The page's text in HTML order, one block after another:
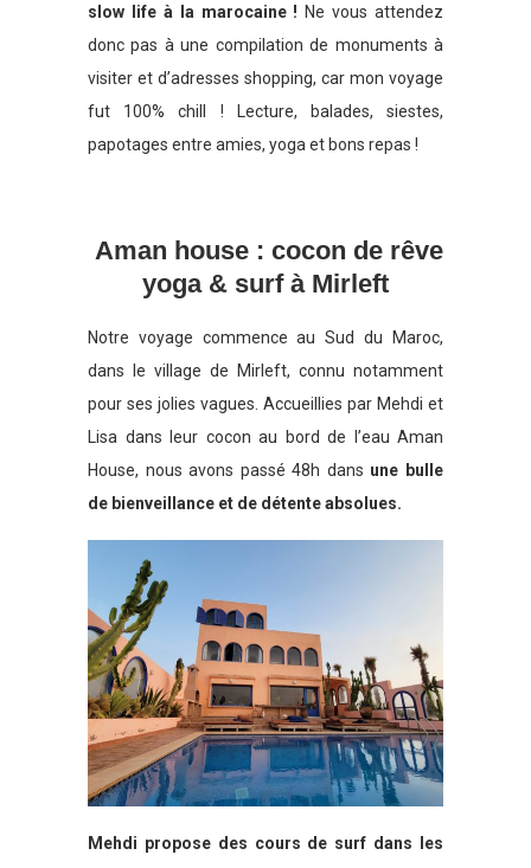
slow life à la marocaine ! Ne vous attendez
donc pas à une compilation de monuments à
visiter et d’adresses shopping, car mon voyage
fut 100% chill ! Lecture, balades, siestes,
papotages entre amies, yoga et bons repas !
Aman house : cocon de rêve
yoga & surf à Mirleft
Notre voyage commence au Sud du Maroc,
dans le village de Mirleft, connu notamment
pour ses jolies vagues. Accueillies par Mehdi et
Lisa dans leur cocon au bord de l’eau Aman
House, nous avons passé 48h dans une bulle
de bienveillance et de détente absolues.
Mehdi propose des cours de surf dans les